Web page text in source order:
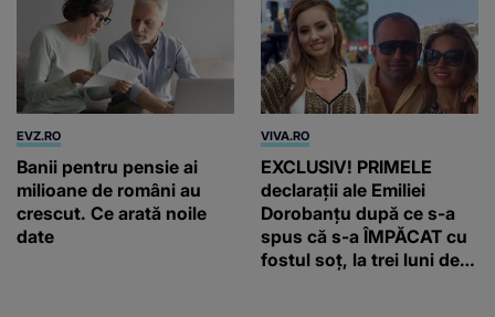
EVZ.RO
Banii pentru pensie ai
milioane de români au
crescut. Ce arată noile
date
VIVA.RO
EXCLUSIV! PRIMELE
declarații ale Emiliei
Dorobanțu după ce s-a
spus că s-a ÎMPĂCAT cu
fostul soț, la trei luni de